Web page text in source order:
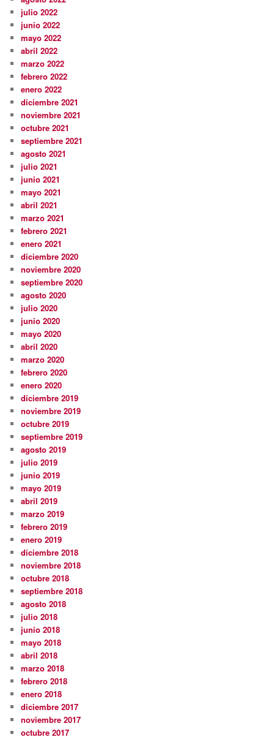
julio 2022
junio 2022
mayo 2022
abril 2022
marzo 2022
febrero 2022
enero 2022
diciembre 2021
noviembre 2021
octubre 2021
septiembre 2021
agosto 2021
julio 2021
junio 2021
mayo 2021
abril 2021
marzo 2021
febrero 2021
enero 2021
diciembre 2020
noviembre 2020
septiembre 2020
agosto 2020
julio 2020
junio 2020
mayo 2020
abril 2020
marzo 2020
febrero 2020
enero 2020
diciembre 2019
noviembre 2019
octubre 2019
septiembre 2019
agosto 2019
julio 2019
junio 2019
mayo 2019
abril 2019
marzo 2019
febrero 2019
enero 2019
diciembre 2018
noviembre 2018
octubre 2018
septiembre 2018
agosto 2018
julio 2018
junio 2018
mayo 2018
abril 2018
marzo 2018
febrero 2018
enero 2018
diciembre 2017
noviembre 2017
octubre 2017